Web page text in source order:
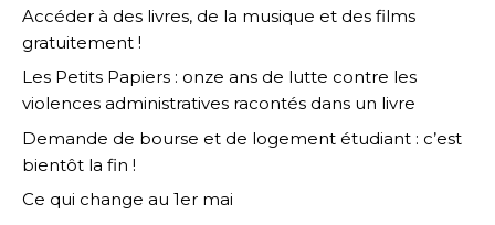
Accéder à des livres, de la musique et des films
gratuitement !
Les Petits Papiers : onze ans de lutte contre les
violences administratives racontés dans un livre
Demande de bourse et de logement étudiant : c’est
bientôt la fin !
Ce qui change au 1er mai